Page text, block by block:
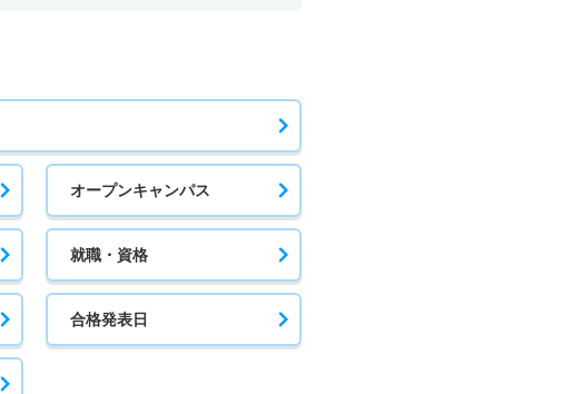
オープンキャンパス
就職・資格
合格発表日